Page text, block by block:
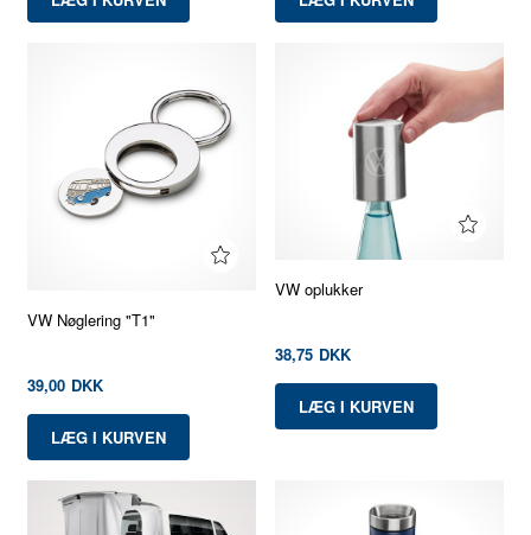
VW Nøglering "T1"
39,00 DKK
VW oplukker
38,75 DKK